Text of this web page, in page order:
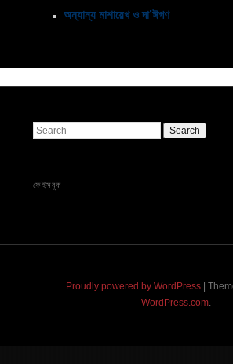
অন্যান্য মাশায়েখ ও দা’ঈগণ
Search
ফেইসবুক
Proudly powered by WordPress
WordPress.com.